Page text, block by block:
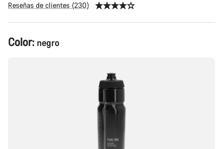
Reseñas de clientes (230)
Color: negro